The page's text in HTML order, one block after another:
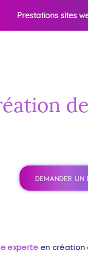
Prestations sites
DEMANDER
experte en création